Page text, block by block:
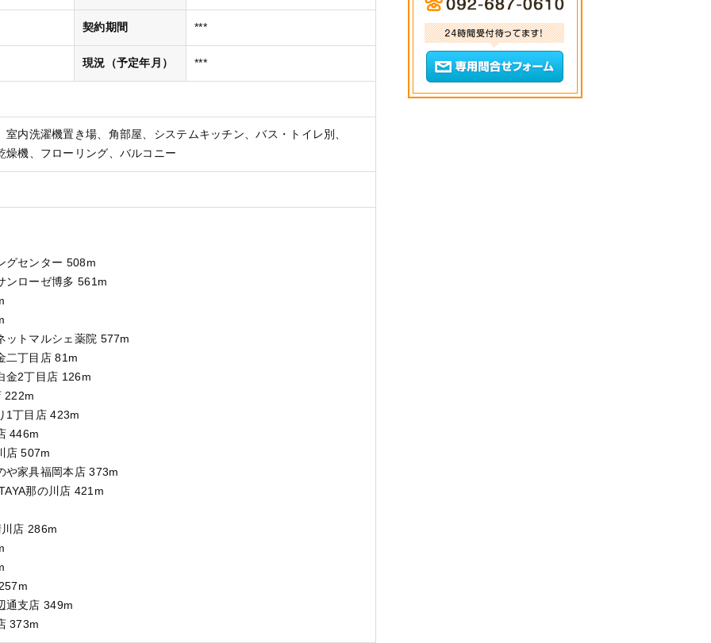
契約期間 ***
現況（予定年月） ***
室内洗濯機置き場 角部屋 システムキッチン
バス・トイレ別
燥機
フローリング バルコニー
グセンター 508m
ンローゼ博多 561m
ットマルシェ薬院 577m
二丁目店 81m
金2丁目店 126m
222m
1丁目店 423m
446m
店 507m
や家具福岡本店 373m
那の川店 421m
店 286m
通支店 349m
373m